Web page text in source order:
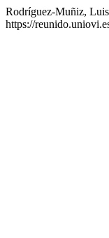
Rodríguez-Muñiz,
https://